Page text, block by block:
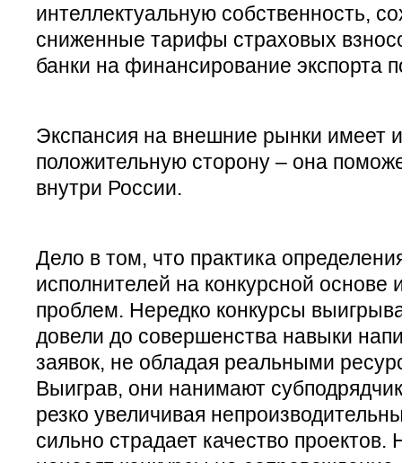
интеллектуальную собственность,
сниженные тарифы страховых
банки на финансирование экспорта
Экспансия на внешние рынки имеет
положительную сторону – она
внутри России.
Дело в том, что практика
исполнителей на конкурсной основе
проблем. Нередко конкурсы
довели до совершенства навыки
заявок, не обладая реальными
Выиграв, они нанимают
резко увеличивая
сильно страдает качество